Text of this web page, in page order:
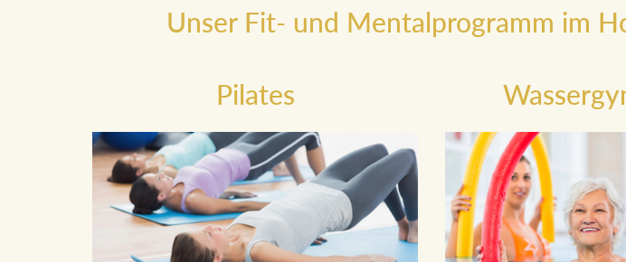
Unser Fit- und Mentalprogramm im
Pilates